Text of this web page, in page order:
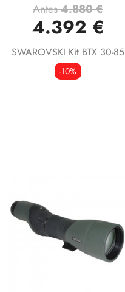
Antes4.880 €
4.392 €
SWAROVSKI Kit BTX 30-85
-10%